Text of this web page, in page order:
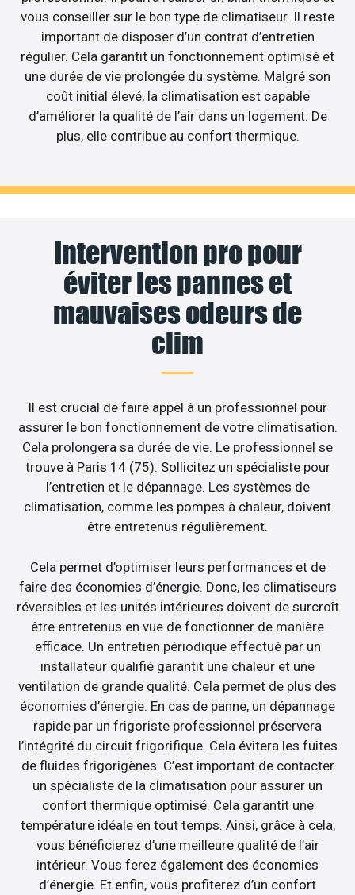
vous conseiller sur le bon type de climatiseur. Il reste
important de disposer d’un contrat d’entretien
régulier. Cela garantit un fonctionnement optimisé et
une durée de vie prolongée du système. Malgré son
coût initial élevé, la climatisation est capable
d’améliorer la qualité de l’air dans un logement. De
plus, elle contribue au confort thermique.
Intervention pro pour
éviter les pannes et
mauvaises odeurs de
clim
Il est crucial de faire appel à un professionnel pour
assurer le bon fonctionnement de votre climatisation.
Cela prolongera sa durée de vie. Le professionnel se
trouve à Paris 14 (75). Sollicitez un spécialiste pour
l’entretien et le dépannage. Les systèmes de
climatisation, comme les pompes à chaleur, doivent
être entretenus régulièrement.
Cela permet d’optimiser leurs performances et de
faire des économies d’énergie. Donc, les climatiseurs
réversibles et les unités intérieures doivent de surcroît
être entretenus en vue de fonctionner de manière
efficace. Un entretien périodique effectué par un
installateur qualifié garantit une chaleur et une
ventilation de grande qualité. Cela permet de plus des
économies d’énergie. En cas de panne, un dépannage
rapide par un frigoriste professionnel préservera
l’intégrité du circuit frigorifique. Cela évitera les fuites
de fluides frigorigènes. C’est important de contacter
un spécialiste de la climatisation pour assurer un
confort thermique optimisé. Cela garantit une
température idéale en tout temps. Ainsi, grâce à cela,
vous bénéficierez d’une meilleure qualité de l’air
intérieur. Vous ferez également des économies
d’énergie. Et enfin, vous profiterez d’un confort